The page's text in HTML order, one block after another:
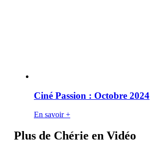
Ciné Passion : Octobre 2024
En savoir +
Plus de Chérie en Vidéo